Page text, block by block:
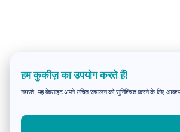
हम कुकीज़ का उपयोग करते हैं!
नमस्ते, यह वेबसाइट अपने उचित संचालन को सुनिश्चित करने के लिए